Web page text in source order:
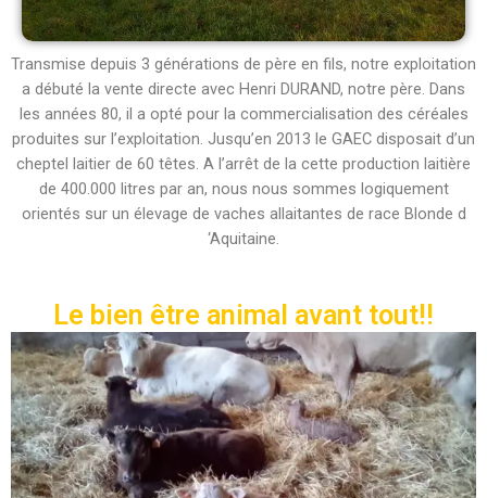
Transmise depuis 3 générations de père en fils, notre exploitation
a débuté la vente directe avec Henri DURAND, notre père. Dans
les années 80, il a opté pour la commercialisation des céréales
produites sur l’exploitation. Jusqu’en 2013 le GAEC disposait d’un
cheptel laitier de 60 têtes. A l’arrêt de la cette production laitière
de 400.000 litres par an, nous nous sommes logiquement
orientés sur un élevage de vaches allaitantes de race Blonde d
‘Aquitaine.
Le bien être animal avant tout!!